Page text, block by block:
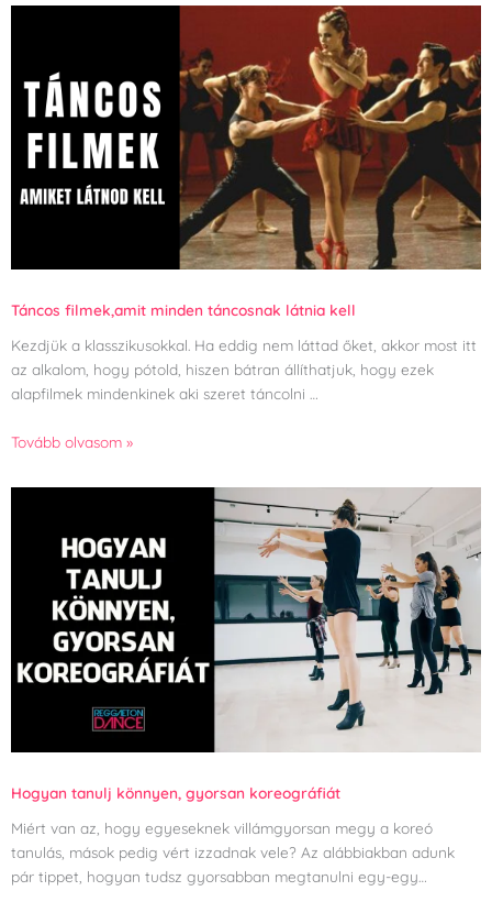
Táncos filmek,amit minden táncosnak látnia kell
Kezdjük a klasszikusokkal. Ha eddig nem láttad őket, akkor most itt
az alkalom, hogy pótold, hiszen bátran állíthatjuk, hogy ezek
alapfilmek mindenkinek aki szeret táncolni …
Tovább olvasom »
Hogyan tanulj könnyen, gyorsan koreográfiát
Miért van az, hogy egyeseknek villámgyorsan megy a koreó
tanulás, mások pedig vért izzadnak vele? Az alábbiakban adunk
pár tippet, hogyan tudsz gyorsabban megtanulni egy-egy…